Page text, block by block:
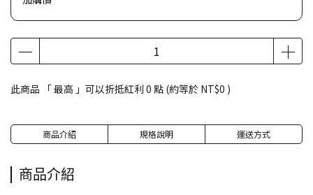
此商品 「 最高 」可以折抵紅利 0 點 (約等於 NT$0 )
商品介紹 規格說明 運送方式
商品介紹